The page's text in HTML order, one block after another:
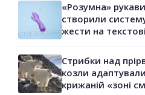
«Розумна»
створили
жести на
Стрибки над
козли
крижаній «зоні